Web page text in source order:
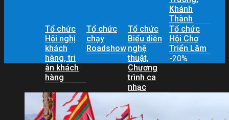
Khánh
Thành
Tổ chức
Hội nghị
khách
hàng, tri
ân khách
hàng
Tổ chức
chạy
Roadshow
Tổ chức
Biểu diễn
nghệ
thuật,
Chương
trình ca
nhạc
Tổ chức
Hội Chợ
Triển Lãm
-20%